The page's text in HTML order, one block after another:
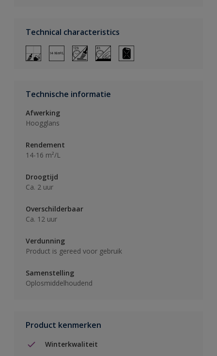
Technical characteristics
Technische informatie
Afwerking
Hoogglans
Rendement
14-16 m²/L
Droogtijd
Ca. 2 uur
Overschilderbaar
Ca. 12 uur
Verdunning
Product is gereed voor gebruik
Samenstelling
Oplosmiddelhoudend
Product kenmerken
Winterkwaliteit